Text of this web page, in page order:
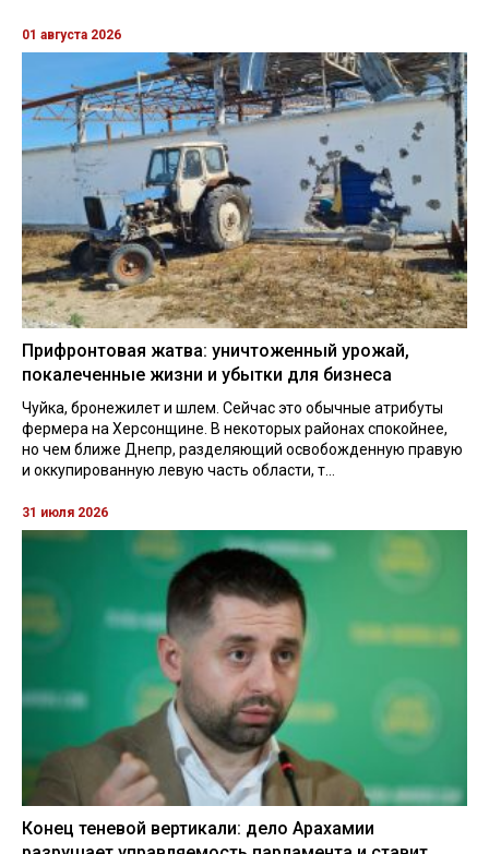
01 августа 2026
Прифронтовая жатва: уничтоженный урожай,
покалеченные жизни и убытки для бизнеса
Чуйка, бронежилет и шлем. Сейчас это обычные атрибуты
фермера на Херсонщине. В некоторых районах спокойнее,
но чем ближе Днепр, разделяющий освобожденную правую
и оккупированную левую часть области, т...
31 июля 2026
Конец теневой вертикали: дело Арахамии